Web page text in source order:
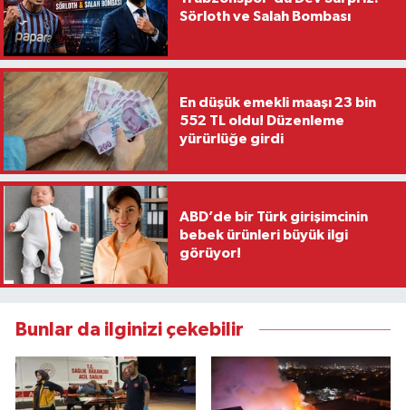
Sörloth ve Salah Bombası
En düşük emekli maaşı 23 bin
552 TL oldu! Düzenleme
yürürlüğe girdi
ABD’de bir Türk girişimcinin
bebek ürünleri büyük ilgi
görüyor!
Bunlar da ilginizi çekebilir